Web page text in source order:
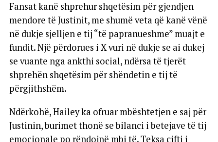
Fansat kanë shprehur shqetësim për gjendjen
mendore të Justinit, me shumë veta që kanë vënë
në dukje sjelljen e tij “të papranueshme” muajt e
fundit. Një përdorues i X vuri në dukje se ai dukej
se vuante nga ankthi social, ndërsa të tjerët
shprehën shqetësim për shëndetin e tij të
përgjithshëm.
Ndërkohë, Hailey ka ofruar mbështetjen e saj për
Justinin, burimet thonë se bilanci i betejave të tij
emocionale po rëndojnë mbi të. Teksa çifti i